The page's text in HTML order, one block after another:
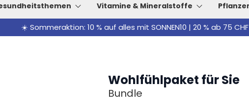
Vitamine & Mineralstoffe
☀️ Sommeraktion: 10 % auf alles mit SONNEN10 | 20 % ab 75
Wohlfühlpaket für Sie
Bundle